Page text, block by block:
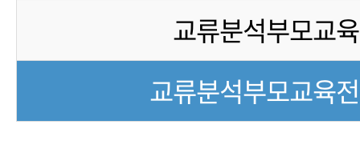
교류분석부모교
교류분석부모교육